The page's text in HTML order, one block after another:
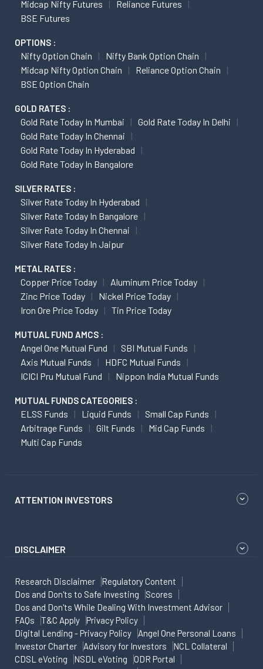
Midcap Nifty Futures
Reliance Futures
BSE Futures
OPTIONS :
Nifty Option Chain
Nifty Bank Option Chain
Midcap Nifty Option Chain
Reliance Option Chain
BSE Option Chain
GOLD RATES :
Gold Rate Today In Mumbai
Gold Rate Today In Delhi
Gold Rate Today In Chennai
Gold Rate Today In Hyderabad
Gold Rate Today In Bangalore
SILVER RATES :
Silver Rate Today In Hyderabad
Silver Rate Today In Bangalore
Silver Rate Today In Chennai
Silver Rate Today In Jaipur
METAL RATES :
Copper Price Today
Aluminum Price Today
Zinc Price Today
Nickel Price Today
Iron Ore Price Today
Tin Price Today
MUTUAL FUND AMCS :
Angel One Mutual Fund
SBI Mutual Funds
Axis Mutual Funds
HDFC Mutual Funds
ICICI Pru Mutual Fund
Nippon India Mutual Funds
MUTUAL FUNDS CATEGORIES :
ELSS Funds Liquid Funds
Small Cap Funds
Arbitrage Funds
Gilt Funds
Mid Cap Funds
Multi Cap Funds
ATTENTION INVESTORS
DISCLAIMER
Research Disclaimer
Regulatory Content
Dos and Don'ts to Safe Investing
Scores
Dos and Don'ts While Dealing With Investment Advisor
FAQs
T&C Apply
Privacy Policy
Digital Lending - Privacy Policy
Angel One Personal Loans
Investor Charter
Advisory for Investors
NCL Collateral
CDSL eVoting
NSDL eVoting
ODR Portal